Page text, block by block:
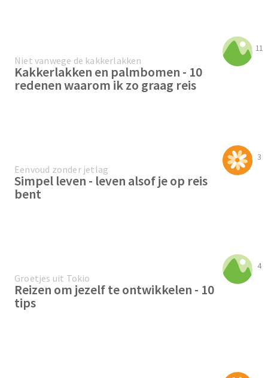
11
Niet vanwege de kakkerlakken
Kakkerlakken en palmbomen - 10
redenen waarom ik zo graag reis
3
Eenvoud zonder jetlag
Simpel leven - leven alsof je op reis
bent
4
Groetjes uit Tokio
Reizen om jezelf te ontwikkelen - 10
tips